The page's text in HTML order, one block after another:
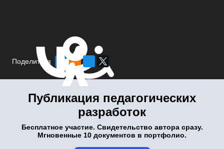
Поделиться
Публикация педагогических
разработок
Бесплатное участие. Свидетельство автора сразу.
Мгновенные 10 документов в портфолио.